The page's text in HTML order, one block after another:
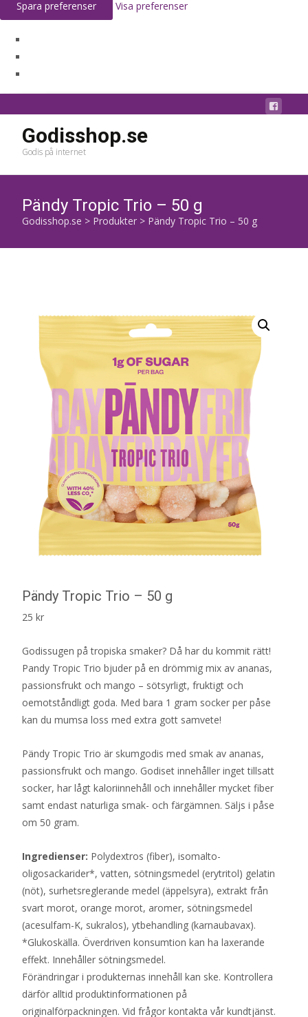
Spara preferenser Visa preferenser
Godisshop.se
Godis på internet
Pändy Tropic Trio – 50 g
Godisshop.se > Produkter > Pändy Tropic Trio – 50 g
Pändy Tropic Trio – 50 g
25 kr
Godissugen på tropiska smaker? Då har du kommit rätt!
Pandy Tropic Trio bjuder på en drömmig mix av ananas,
passionsfrukt och mango – sötsyrligt, fruktigt och
oemotståndligt goda. Med bara 1 gram socker per påse
kan du mumsa loss med extra gott samvete!
Pändy Tropic Trio är skumgodis med smak av ananas,
passionsfrukt och mango. Godiset innehåller inget tillsatt
socker, har lågt kaloriinnehåll och innehåller mycket fiber
samt endast naturliga smak- och färgämnen. Säljs i påse
om 50 gram.
Ingredienser: Polydextros (fiber), isomalto-
oligosackarider*, vatten, sötningsmedel (erytritol) gelatin
(nöt), surhetsreglerande medel (äppelsyra), extrakt från
svart morot, orange morot, aromer, sötningsmedel
(acesulfam-K, sukralos), ytbehandling (karnaubavax).
*Glukoskälla. Överdriven konsumtion kan ha laxerande
effekt. Innehåller sötningsmedel.
Förändringar i produkternas innehåll kan ske. Kontrollera
därför alltid produktinformationen på
originalförpackningen. Vid frågor kontakta vår kundtjänst.